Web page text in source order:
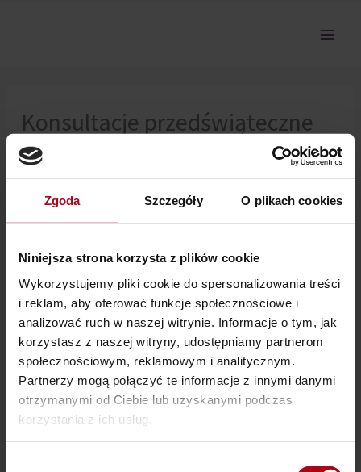
Zgoda Szczegóły O plikach cookies
Niniejsza strona korzysta z plików cookie
Wykorzystujemy pliki cookie do spersonalizowania treści
i reklam, aby oferować funkcje społecznościowe i
analizować ruch w naszej witrynie. Informacje o tym, jak
korzystasz z naszej witryny, udostępniamy partnerom
społecznościowym, reklamowym i analitycznym.
Partnerzy mogą połączyć te informacje z innymi danymi
otrzymanymi od Ciebie lub uzyskanymi podczas
korzystania z ich usług.
Ostatnie wpisy
Konsultacje przedświąteczne
21 XII 2023 – Dotknięcie pkt.
„Nic dla świętego spokoju!”
zalogowany.